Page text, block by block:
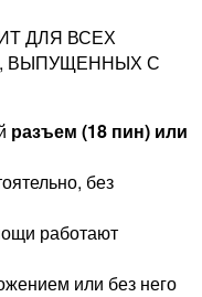
ДЛЯ ВСЕХ
ВЫПУЩЕННЫХ С
разъем (18 пин) или
без
работают
или без него